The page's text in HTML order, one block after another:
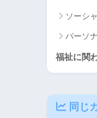
ソーシ
パーソ
福祉に関
同じ